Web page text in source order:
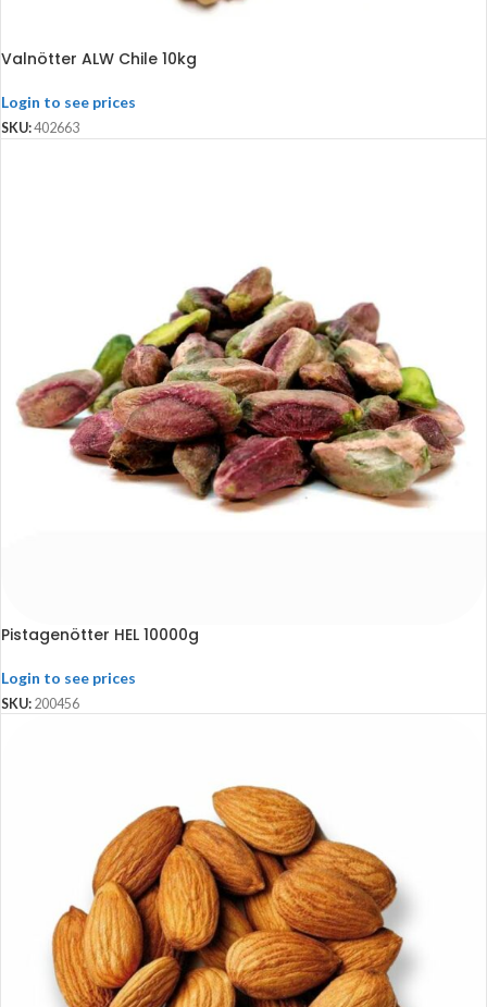
Valnötter ALW Chile 10kg
Login to see prices
SKU:402663
Pistagenötter HEL 10000g
Login to see prices
SKU: 200456